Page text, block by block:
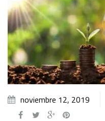
noviembre 12, 2019